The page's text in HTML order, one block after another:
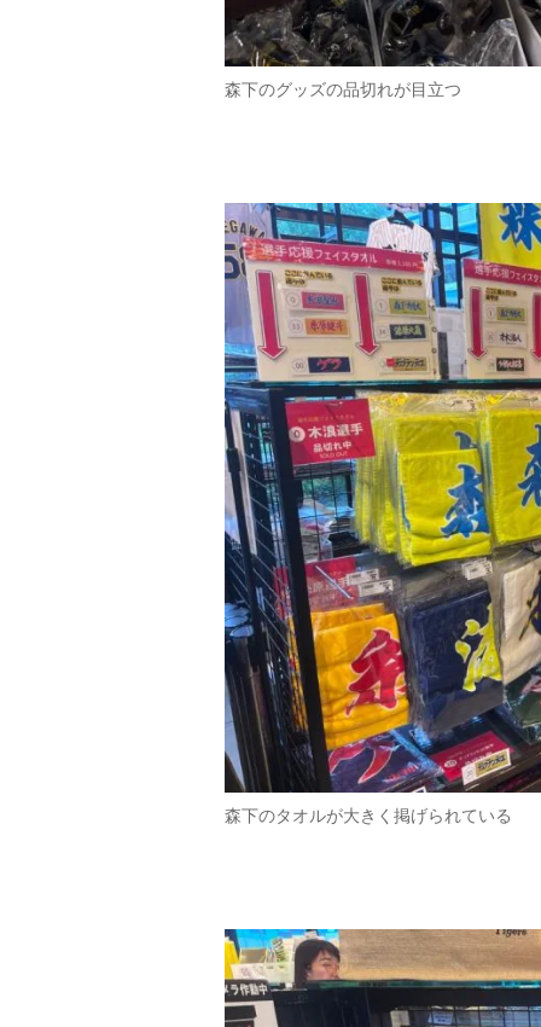
森下のグッズの品切れが目立つ
森下のタオルが大きく掲げられている